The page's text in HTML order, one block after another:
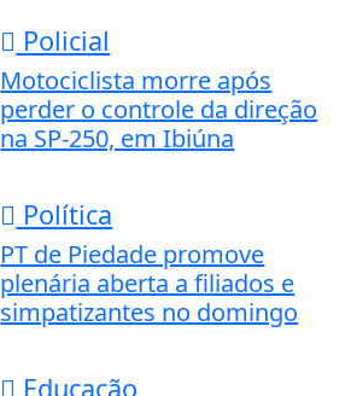
Policial
Motociclista morre após
perder o controle da direção
na SP-250, em Ibiúna
Política
PT de Piedade promove
plenária aberta a filiados e
simpatizantes no domingo
Educação